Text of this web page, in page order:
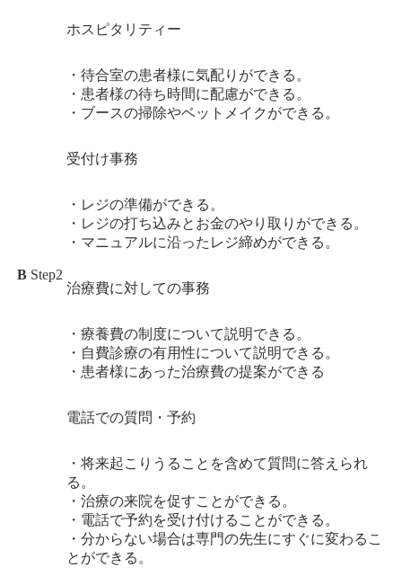
B Step2
ホスピタリティー
・待合室の患者様に気配りができる。
・患者様の待ち時間に配慮ができる。
・ブースの掃除やベットメイクができる。
受付け事務
・レジの準備ができる。
・レジの打ち込みとお金のやり取りができる。
・マニュアルに沿ったレジ締めができる。
治療費に対しての事務
・療養費の制度について説明できる。
・自費診療の有用性について説明できる。
・患者様にあった治療費の提案ができる
電話での質問・予約
・将来起こりうることを含めて質問に答えられ
る。
・治療の来院を促すことができる。
・電話で予約を受け付けることができる。
・分からない場合は専門の先生にすぐに変わるこ
とができる。